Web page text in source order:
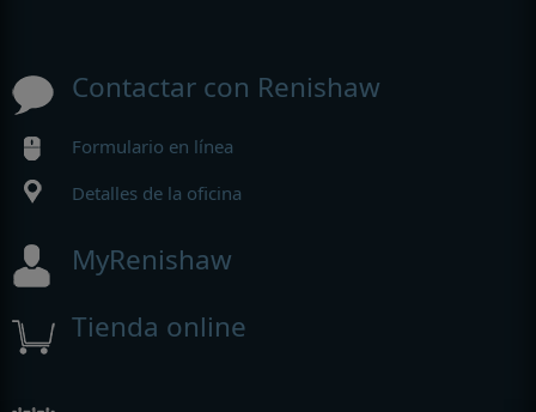
Contactar con Renishaw
Formulario en línea
Detalles de la oficina
MyRenishaw
Tienda online